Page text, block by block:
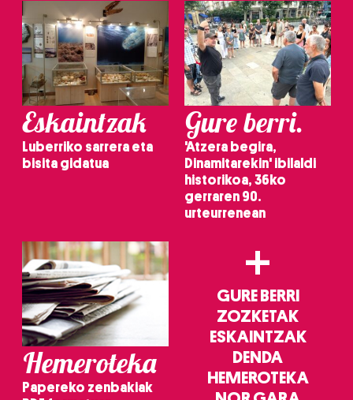
Eskaintzak
Luberriko sarrera eta
bisita gidatua
Gure berri.
'Atzera begira,
Dinamitarekin' ibilaldi
historikoa, 36ko
gerraren 90.
urteurrenean
Hemeroteka
Papereko zenbakiak
+
GURE BERRI
ZOZKETAK
ESKAINTZAK
DENDA
HEMEROTEKA